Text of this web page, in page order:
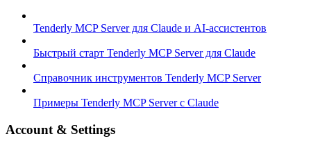
Tenderly MCP Server для Claude и AI-ассистентов
Быстрый старт Tenderly MCP Server для Claude
Справочник инструментов Tenderly MCP Server
Примеры Tenderly MCP Server с Claude
Account & Settings